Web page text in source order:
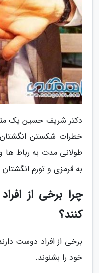
دکتر شریف حسین یک
خطرات شکستن
طولانی مدت به رباط
به قرمزی و تورم
چرا برخی از
کنند؟
برخی از افراد دوست
خود را بشنوند.